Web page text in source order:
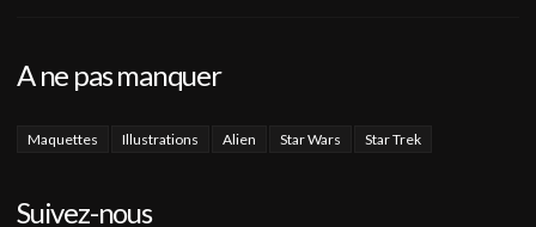
A ne pas manquer
Maquettes Illustrations Alien Star Wars Star Trek
Suivez-nous